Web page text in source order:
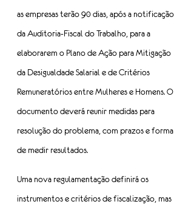
as empresas terão 90 dias, após a notificação
da Auditoria-Fiscal do Trabalho, para a
elaborarem o Plano de Ação para Mitigação
da Desigualdade Salarial e de Critérios
Remuneratórios entre Mulheres e Homens. O
documento deverá reunir medidas para
resolução do problema, com prazos e forma
de medir resultados.
Uma nova regulamentação definirá os
instrumentos e critérios de fiscalização, mas